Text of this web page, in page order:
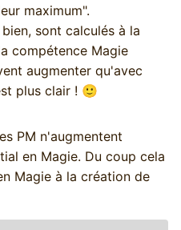
maximum".
sont calculés à la
compétence Magie
augmenter qu'avec
plus clair ! 🙂
PM n'augmentent
en Magie. Du coup cela
Magie à la création de